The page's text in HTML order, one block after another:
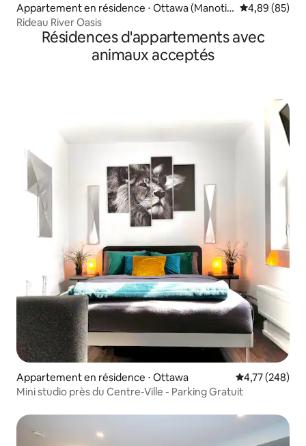
Appartement en résidence ⋅ Ottawa (Manotic
k)
Évaluation
4,89 (85)
Rideau River Oasis
Résidences d'appartements avec
animaux acceptés
Appartement en résidence ⋅ Ottawa Évaluation
4,77 (248)
Mini studio près du Centre-Ville - Parking Gratuit